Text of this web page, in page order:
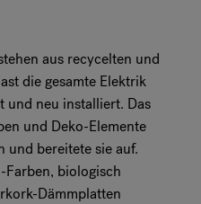
aus recycelten und
die gesamte Elektrik
und neu installiert. Das
und Deko-Elemente
und bereitete sie auf.
Farben, biologisch
Dämmplatten